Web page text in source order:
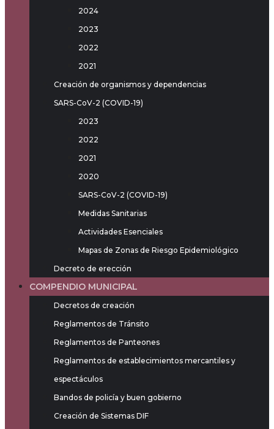
2024
2023
2022
2021
Creación de organismos y dependencias
SARS-CoV-2 (COVID-19)
2023
2022
2021
2020
SARS-CoV-2 (COVID-19)
Medidas Sanitarias
Actividades Esenciales
Mapas de Zonas de Riesgo Epidemiológico
Decreto de erección
COMPENDIO MUNICIPAL
Decretos de creación
Reglamentos de Tránsito
Reglamentos de Panteones
Reglamentos de establecimientos mercantiles y
espectáculos
Bandos de policía y buen gobierno
Creación de Sistemas DIF